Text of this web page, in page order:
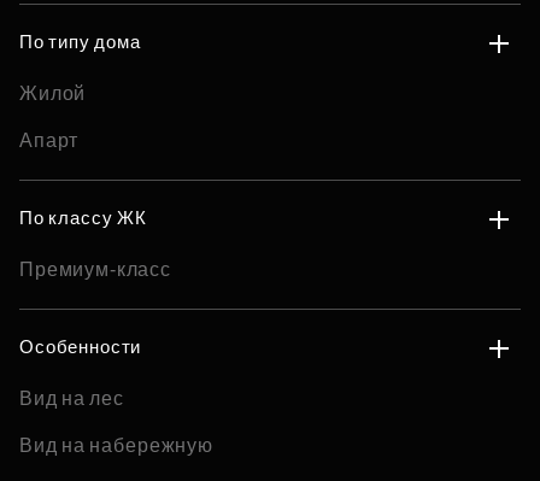
По типу дома
Жилой
Апарт
По классу ЖК
Премиум-класс
Особенности
Вид на лес
Вид на набережную